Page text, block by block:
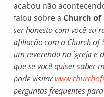
acabou não
falou sobre a Church of
ser honesto com você eu
afiliação com a Church of
um reverendo na igreja e
que se você quiser saber
pode visitar
perguntas frequentes